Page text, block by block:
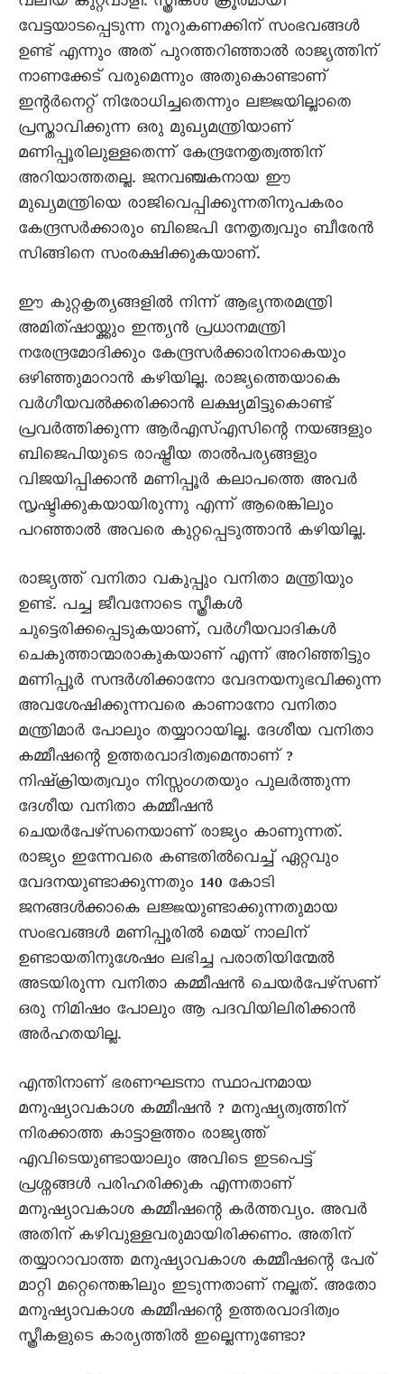
വേട്ടയാടപ്പെടുന്ന നൂറുകണക്കിന് സംഭവങ്ങൾ
ഉണ്ട് എന്നും അത് പുറത്തറിഞ്ഞാൽ രാജ്യത്തിന്
നാണക്കേട് വരുമെന്നും അതുകൊണ്ടാണ്
ഇന്റർനെറ്റ് നിരോധിച്ചതെന്നും ലജ്ജയില്ലാതെ
പ്രസ്താവിക്കുന്ന ഒരു മുഖ്യമന്ത്രിയാണ്
മണിപ്പൂരിലുള്ളതെന്ന് കേന്ദ്രനേതൃത്വത്തിന്
അറിയാത്തതല്ല. ജനവഞ്ചകനായ ഈ
മുഖ്യമന്ത്രിയെ രാജിവെപ്പിക്കുന്നതിനുപകരം
കേന്ദ്രസർക്കാരും ബിജെപി നേതൃത്വവും ബീരേൻ
സിങ്ങിനെ സംരക്ഷിക്കുകയാണ്.
ഈ കുറ്റകൃത്യങ്ങളിൽ നിന്ന് ആഭ്യന്തരമന്ത്രി
അമിത്ഷായ്ക്കും ഇന്ത്യൻ പ്രധാനമന്ത്രി
നരേന്ദ്രമോദിക്കും കേന്ദ്രസർക്കാരിനാകെയും
ഒഴിഞ്ഞുമാറാൻ കഴിയില്ല. രാജ്യത്തെയാകെ
വർഗീയവൽക്കരിക്കാൻ ലക്ഷ്യമിട്ടുകൊണ്ട്
പ്രവർത്തിക്കുന്ന ആർഎസ്എസിന്റെ നയങ്ങളും
ബിജെപിയുടെ രാഷ്ട്രീയ താൽപര്യങ്ങളും
വിജയിപ്പിക്കാൻ മണിപ്പൂർ കലാപത്തെ അവർ
സൃഷ്ടിക്കുകയായിരുന്നു എന്ന് ആരെങ്കിലും
പറഞ്ഞാൽ അവരെ കുറ്റപ്പെടുത്താൻ കഴിയില്ല.
രാജ്യത്ത് വനിതാ വകുപ്പും വനിതാ മന്ത്രിയും
ഉണ്ട്. പച്ച ജീവനോടെ സ്ത്രീകൾ
ചുട്ടെരിക്കപ്പെടുകയാണ്, വർഗീയവാദികൾ
ചെകുത്താന്മാരാകുകയാണ‍് എന്ന് അറിഞ്ഞിട്ടും
മണിപ്പൂർ സന്ദർശിക്കാനോ വേദനയനുഭവിക്കുന്ന
അവശേഷിക്കുന്നവരെ കാണാനോ വനിതാ
മന്ത്രിമാർ പോലും തയ്യാറായില്ല. ദേശീയ വനിതാ
കമ്മീഷന്റെ ഉത്തരവാദിത്വമെന്താണ‍് ?
നിഷ്ക്രിയത്വവും നിസ്സംഗതയും പുലർത്തുന്ന
ദേശീയ വനിതാ കമ്മീഷൻ
ചെയർപേഴ്സനെയാണ് രാജ്യം കാണുന്നത്.
രാജ്യം ഇന്നേവരെ കണ്ടതിൽവെച്ച് ഏറ്റവും
വേദനയുണ്ടാക്കുന്നതും 140 കോടി
ജനങ്ങൾക്കാകെ ലജ്ജയുണ്ടാക്കുന്നതുമായ
സംഭവങ്ങൾ മണിപ്പൂരിൽ മെയ് നാലിന്
ഉണ്ടായതിനുശേഷം ലഭിച്ച പരാതിയിന്മേൽ
അടയിരുന്ന വനിതാ കമ്മീഷൻ ചെയർപേഴ്സണ്
ഒരു നിമിഷം പോലും ആ പദവിയിലിരിക്കാൻ
അർഹതയില്ല.
എന്തിനാണ് ഭരണഘടനാ സ്ഥാപനമായ
മനുഷ്യാവകാശ കമ്മീഷൻ ? മനുഷ്യത്വത്തിന്
നിരക്കാത്ത കാട്ടാളത്തം രാജ്യത്ത്
എവിടെയുണ്ടായാലും അവിടെ ഇടപെട്ട്
പ്രശ്നങ്ങൾ പരിഹരിക്കുക എന്നതാണ്
മനുഷ്യാവകാശ കമ്മീഷന്റെ കർത്തവ്യം. അവർ
അതിന് കഴിവുള്ളവരുമായിരിക്കണം. അതിന്
തയ്യാറാവാത്ത മനുഷ്യാവകാശ കമ്മീഷന്റെ പേര്
മാറ്റി മറ്റെന്തെങ്കിലും ഇടുന്നതാണ് നല്ലത്. അതോ
മനുഷ്യാവകാശ കമ്മീഷന്റെ ഉത്തരവാദിത്വം
സ്ത്രീകളുടെ കാര്യത്തിൽ ഇല്ലെന്നുണ്ടോ?